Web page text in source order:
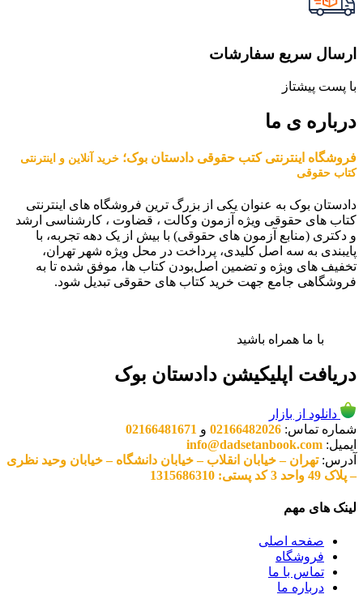
ارسال سریع سفارشات
با پست پیشتاز
درباره ی ما
فروشگاه اینترنتی کتب حقوقی دادستان بوک؛ خرید آنلاین و اینترنتی
کتاب حقوقی
دادستان بوک به عنوان یکی از بزرگ ترین فروشگاه های اینترنتی
کتاب های حقوقی ویژه آزمون وکالت ، قضاوت ، کارشناسی ارشد
و دکتری (منابع آزمون های حقوقی) با بیش از یک دهه تجربه، با
پایبندی به سه اصل کلیدی، پرداخت در محل ویژه شهر تهران،
تخفیف های ویژه و تضمین اصل‌بودن کتاب ها، موفق شده تا به
فروشگاهی جامع جهت خرید کتاب های حقوقی تبدیل شود.
با ما همراه باشید
دریافت اپلیکیشن دادستان بوک
دانلود از بازار
شماره تماس: 02166482026 و 02166481671
ایمیل: info@dadsetanbook.com
آدرس:تهران – خیابان انقلاب – خیابان دانشگاه – خیابان وحید نظری
– پلاک 49 واحد 3 کد پستی: 1315686310
لینک های مهم
صفحه اصلی
فروشگاه
تماس با ما
درباره ما